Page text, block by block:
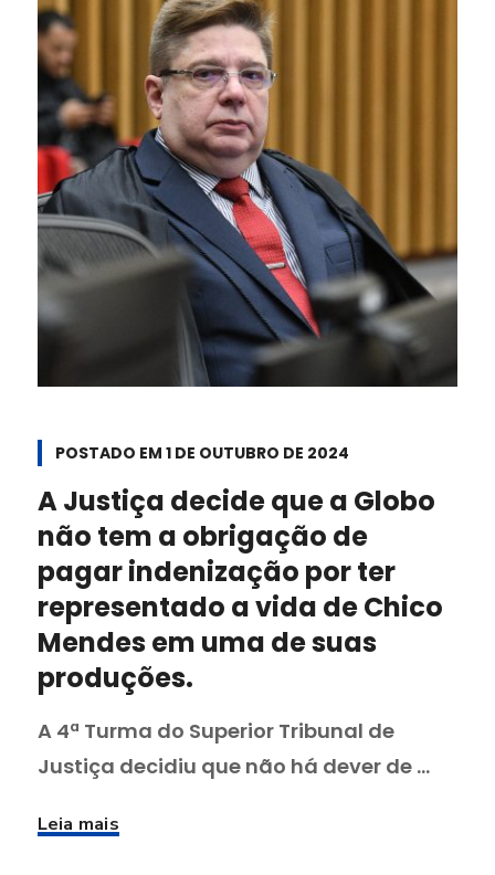
POSTADO EM 1 DE OUTUBRO DE 2024
A Justiça decide que a Globo
não tem a obrigação de
pagar indenização por ter
representado a vida de Chico
Mendes em uma de suas
produções.
A 4ª Turma do Superior Tribunal de
Justiça decidiu que não há dever de ...
Leia mais